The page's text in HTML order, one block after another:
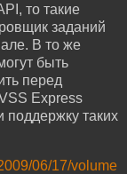
то такие
заданий
В то же
быть
перед
Express
поддержку таких
06/17/volume